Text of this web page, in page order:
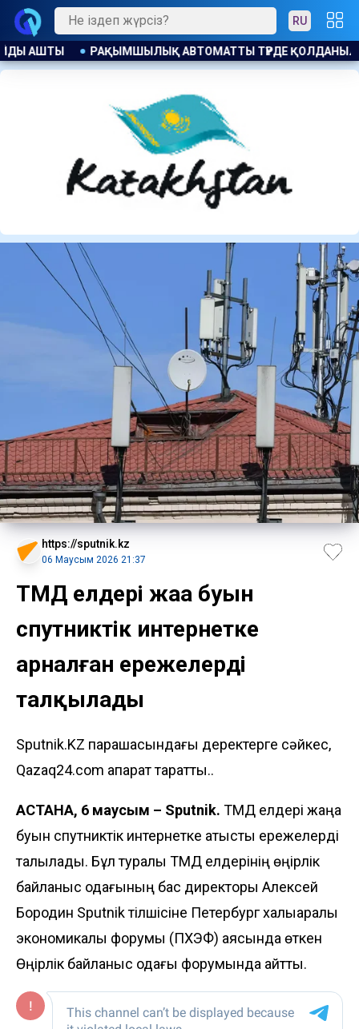
RU
ТҮРДЕ ҚОЛДАНЫЛМАЙДЫ: ҚАНША
https://sputnik.kz
06 Маусым 2026 21:37
ТМД елдері жаңа буын
спутниктік интернетке
арналған ережелерді
талқылады
Sputnik.KZ парақшасындағы деректерге сәйкес,
Qazaq24.com ақпарат таратты..
АСТАНА, 6 маусым – Sputnik. ТМД елдері жаңа
буын спутниктік интернетке қатысты ережелерді
талқылады. Бұл туралы ТМД елдерінің өңірлік
байланыс одағының бас директоры Алексей
Бородин Sputnik тілшісіне Петербург халықаралық
экономикалық форумы (ПХЭФ) аясында өткен
Өңірлік байланыс одағы форумында айтты.